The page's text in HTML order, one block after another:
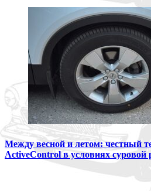
Между весной и летом: честный
ActiveControl в условиях суровой